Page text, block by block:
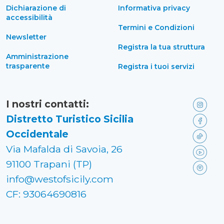
Dichiarazione di
accessibilità
Newsletter
Amministrazione
trasparente
Informativa privacy
Termini e Condizioni
Registra la tua struttura
Registra i tuoi servizi
I nostri contatti:
Distretto Turistico Sicilia
Occidentale
Via Mafalda di Savoia, 26
91100 Trapani (TP)
info@westofsicily.com
CF: 93064690816